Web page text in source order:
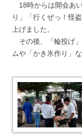
18時からは開会あ
り」「行くぜっ！怪
上げました。
その後、「輪投げ
ムや「かき氷作り」